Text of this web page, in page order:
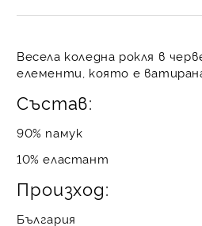
Весела коледна рокля в
елементи, която е
Състав:
90% памук
10% еластант
Произход:
България